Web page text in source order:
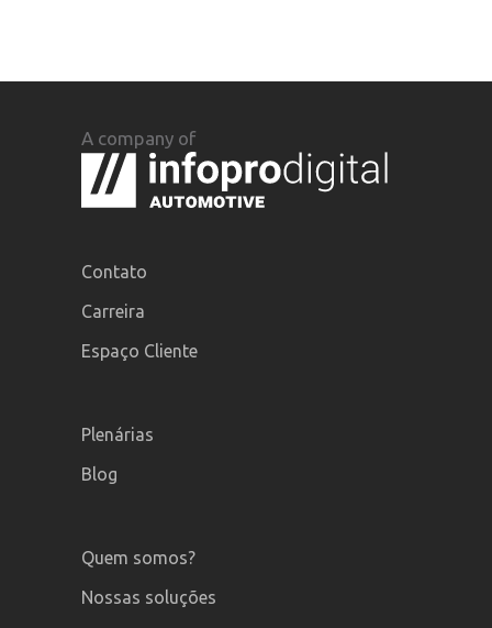
A company of
Contato
Carreira
Espaço Cliente
Plenárias
Blog
Quem somos?
Nossas soluções